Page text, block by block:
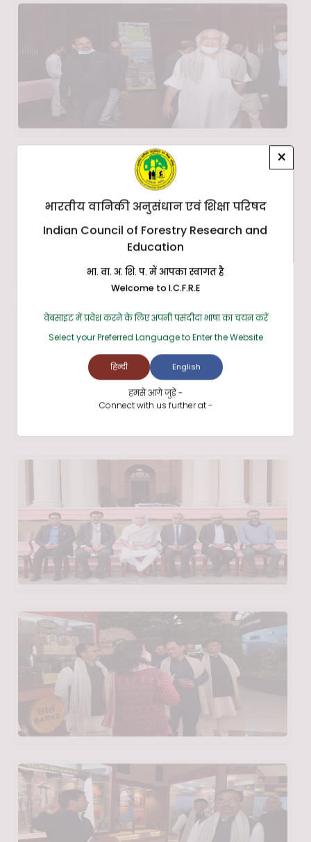
×
भारतीय वानिकी अनुसंधान एवं शिक्षा परिषद
Indian Council of Forestry Research and
Education
भा. वा. अ. शि. प. में आपका स्वागत है
Welcome to I.C.F.R.E
वेबसाइट में प्रवेश करने के लिए अपनी पसंदीदा भाषा का चयन करें
Select your Preferred Language to Enter the Website
हिन्दी English
हमसे आगे जुड़ें -
Connect with us further at -